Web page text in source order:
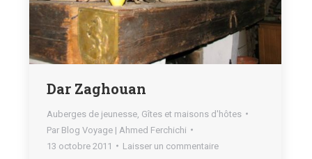
Dar Zaghouan
Auberges de jeunesse Gîtes et maisons d'hôtes
Par Blog Voyage | Ahmed Ferchichi
13 octobre 2011
Laisser un commentaire